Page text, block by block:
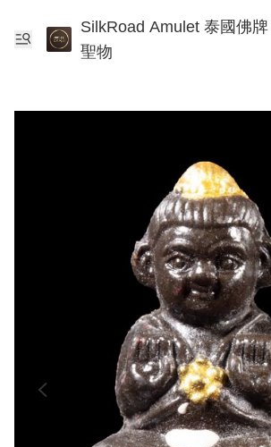
SilkRoad Amulet 泰國佛牌
聖物